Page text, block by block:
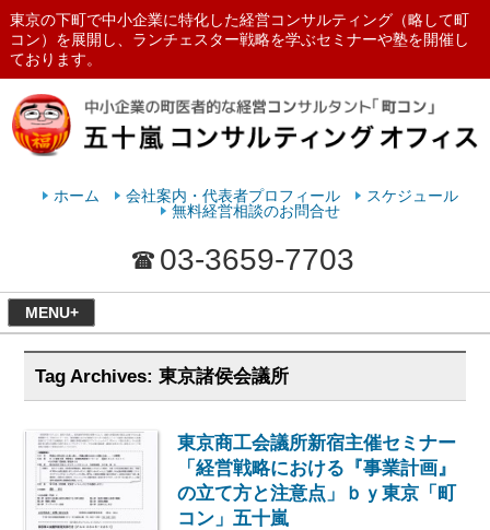
東京の下町で中小企業に特化した経営コンサルティング（略して町
コン）を展開し、ランチェスター戦略を学ぶセミナーや塾を開催し
ております。
ランチェスターの法則を学ぶなら
ホーム 会社案内・代表者プロフィール
スケジュール
無料経営相談のお問合せ
03-3659-7703
MENU+
Tag Archives:東京諸侯会議所
東京商工会議所新宿主催セミナー
「経営戦略における『事業計画』
の立て方と注意点」ｂｙ東京「町
コン」五十嵐